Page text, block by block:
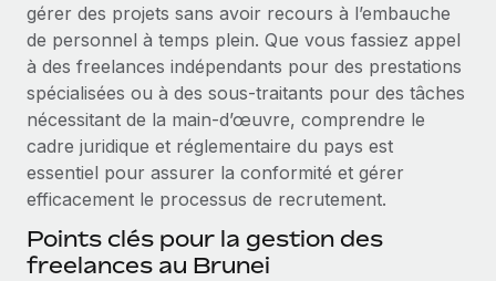
Demandez aux experts
Recevez des conseils d’experts sur les RH à
l’international et la conformité
Contrôles d’antécédents
Simplifiez vos processus de présélection des
candidats
Remote Watchtower
Gardez un temps d’avance sur les risques en
Explorez avec nous vos opportunités de partenariat
Bientôt disponible
Conseil en intégrations et automatisations assistées par
ÉTUDES DE CAS
Données sur les salaires et les talents
Centre de ressources
Obtenir de l’aide
Voir toutes les ressources
BLOG
Paie multipays
gérer des projets sans avoir recours à l’embauche
de personnel à temps plein. Que vous fassiez appel
à des freelances indépendants pour des prestations
spécialisées ou à des sous-traitants pour des tâches
nécessitant de la main-d’œuvre, comprendre le
cadre juridique et réglementaire du pays est
essentiel pour assurer la conformité et gérer
efficacement le processus de recrutement.
Points clés pour la gestion des
freelances au Brunei